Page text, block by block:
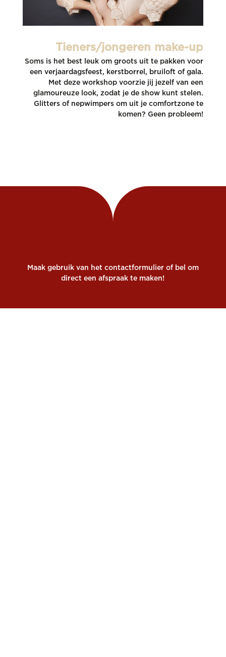
Tieners/jongeren make-up
Soms is het best leuk om groots uit te pakken voor
een verjaardagsfeest, kerstborrel, bruiloft of gala.
Met deze workshop voorzie jij jezelf van een
glamoureuze look, zodat je de show kunt stelen.
Glitters of nepwimpers om uit je comfortzone te
komen? Geen probleem!
Maak gebruik van het contactformulier of bel om
direct een afspraak te maken!